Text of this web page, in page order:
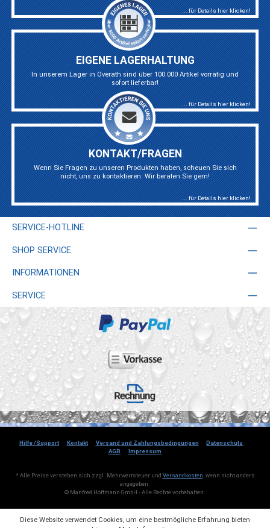
... für Details hier klicken!
EIGENE LAGERHALTUNG
In unserem Lager in Overath sind über 100.000 Artikel vorrätig und
sofort lieferbar!
... für Details hier klicken!
KONTAKT/FRAGEN
Wenn Sie Fragen zu unseren Produkten haben, scheuen Sie sich
nicht, uns zu kontaktieren. Wir beraten Sie gern!
... für Details hier klicken!
SERVICE-HOTLINE
SHOP SERVICE
INFORMATIONEN
SERVICE
Hilfe /Support Kontakt Versand und Zahlungsbedingungen
Datenschutz
AGB
Impressum
* Alle Preise verstehen sich zzgl. Mehrwertsteuer und Versandkosten , wenn nicht anders
angegeben.
© Manfred Hoffmann GmbH - Alle Rechte vorbehalten.
Diese Website verwendet Cookies, um eine bestmögliche Erfahrung bieten